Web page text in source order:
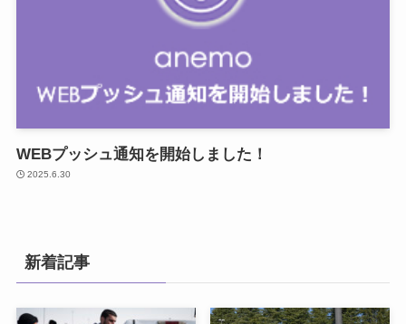
WEBプッシュ通知を開始しました！
2025.6.30
新着記事